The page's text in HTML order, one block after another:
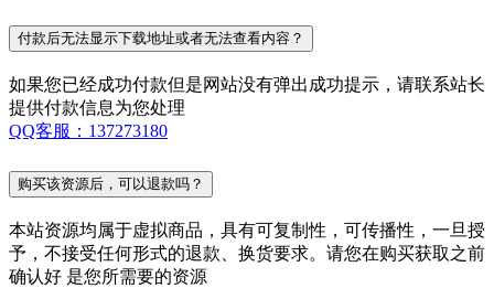
付款后无法显示下载地址或者无法查看内容？
如果您已经成功付款但是网站没有弹出成功提示，请联系站长
提供付款信息为您处理
QQ客服：137273180
购买该资源后，可以退款吗？
本站资源均属于虚拟商品，具有可复制性，可传播性，一旦授
予，不接受任何形式的退款、换货要求。请您在购买获取之前
确认好 是您所需要的资源